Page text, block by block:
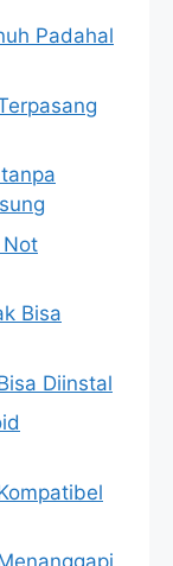
Padahal
Not
Bisa
Diinstal